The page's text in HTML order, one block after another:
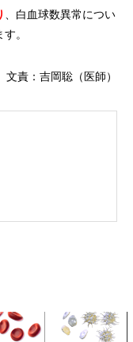
、白血球数異常につい
。
文責：吉岡聡（医師）